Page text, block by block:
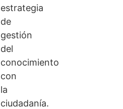
estrategia
de
gestión
del
conocimiento
con
la
ciudadanía.